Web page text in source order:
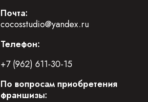
Почта:
cocosstudio@yandex.ru
Телефон:
+7 (962) 611-30-15
По вопросам приобретения
франшизы: